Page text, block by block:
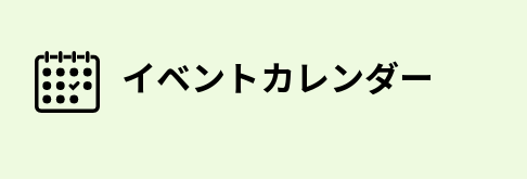
イベントカレンダー